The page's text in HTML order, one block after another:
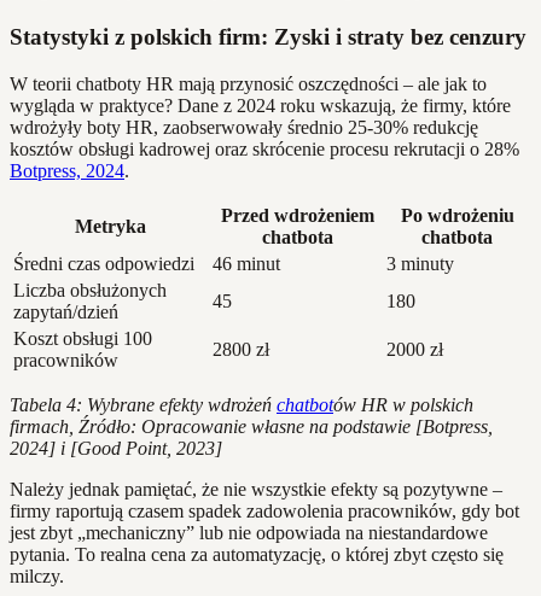
Statystyki z polskich firm: Zyski i straty bez cenzury
W teorii chatboty HR mają przynosić oszczędności – ale jak to
wygląda w praktyce? Dane z 2024 roku wskazują, że firmy, które
wdrożyły boty HR, zaobserwowały średnio 25-30% redukcję
kosztów obsługi kadrowej oraz skrócenie procesu rekrutacji o 28%
Botpress, 2024.
Metryka
Przed wdrożeniem
chatbota
Po wdrożeniu
chatbota
Średni czas odpowiedzi
46 minut
3 minuty
Liczba obsłużonych
zapytań/dzień
45
180
Koszt obsługi 100
pracowników
2800 zł 2000 zł
Tabela 4: Wybrane efekty wdrożeń chatbotów HR w polskich
firmach, Źródło: Opracowanie własne na podstawie [Botpress,
2024] i [Good Point, 2023]
Należy jednak pamiętać, że nie wszystkie efekty są pozytywne –
firmy raportują czasem spadek zadowolenia pracowników, gdy bot
jest zbyt „mechaniczny” lub nie odpowiada na niestandardowe
pytania. To realna cena za automatyzację, o której zbyt często się
milczy.